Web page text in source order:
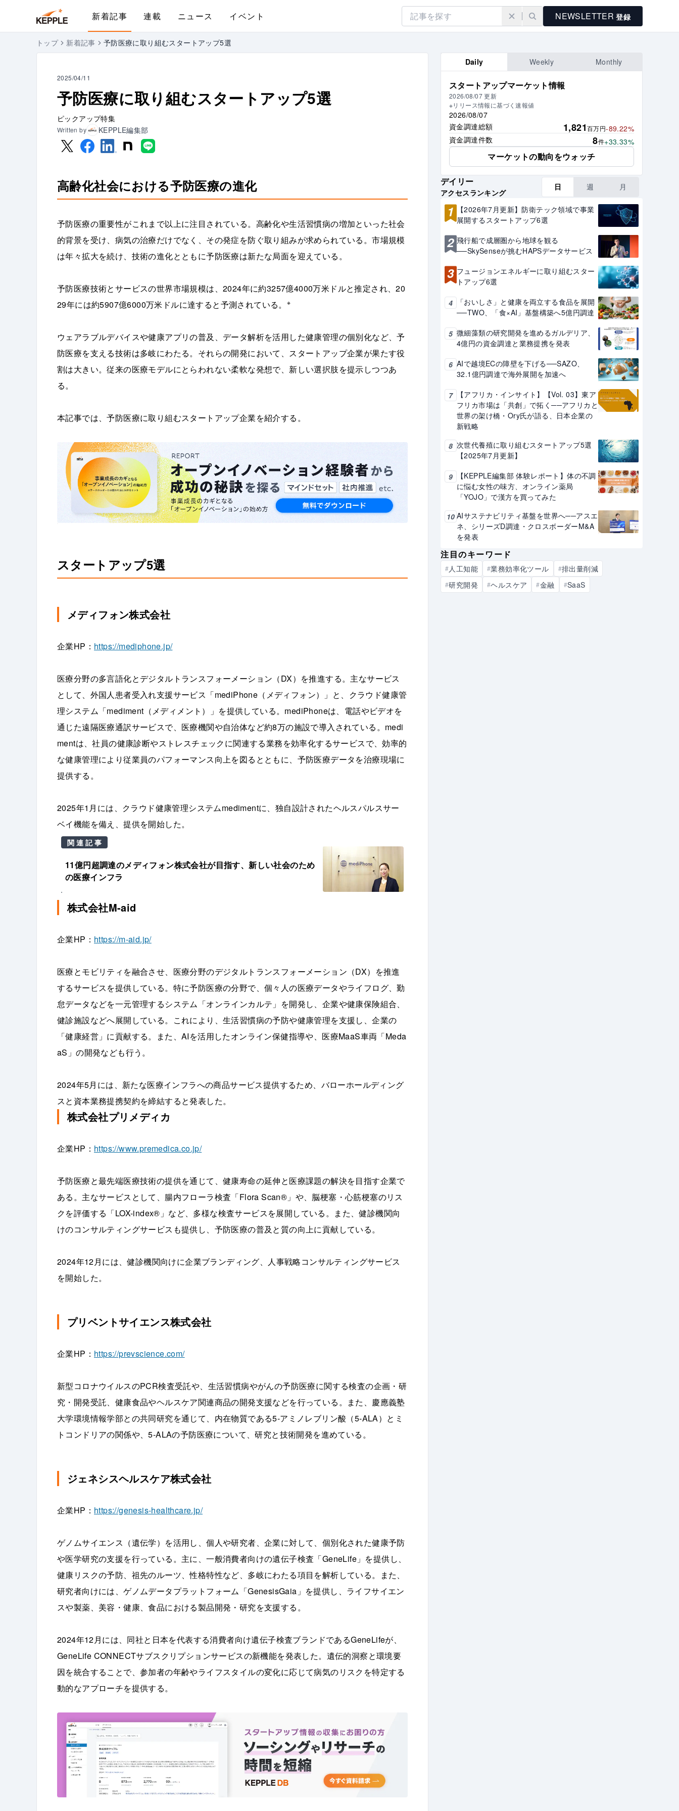
新着記事 連載 ニュース イベント NEWSLETTER 登録
トップ 新着記事 予防医療に取り組むスタートアップ5選
2025/04/11
予防医療に取り組むスタートアップ5選
ピックアップ特集
Written by KEPPLE編集部
高齢化社会における予防医療の進化
予防医療の重要性がこれまで以上に注目されている。高齢化や生活習慣病の増加といった社会
的背景を受け、病気の治療だけでなく、その発症を防ぐ取り組みが求められている。市場規模
は年々拡大を続け、技術の進化とともに予防医療は新たな局面を迎えている。
予防医療技術とサービスの世界市場規模は、2024年に約3257億4000万米ドルと推定され、20
29年には約5907億6000万米ドルに達すると予測されている。
※
ウェアラブルデバイスや健康アプリの普及、データ解析を活用した健康管理の個別化など、予
防医療を支える技術は多岐にわたる。それらの開発において、スタートアップ企業が果たす役
割は大きい。従来の医療モデルにとらわれない柔軟な発想で、新しい選択肢を提示しつつあ
る。
本記事では、予防医療に取り組むスタートアップ企業を紹介する。
スタートアップ5選
メディフォン株式会社
企業HP： https://mediphone.jp/
医療分野の多言語化とデジタルトランスフォーメーション（DX）を推進する。主なサービス
として、外国人患者受入れ支援サービス「mediPhone（メディフォン）」と、クラウド健康管
理システム「mediment（メディメント）」を提供している。mediPhoneは、電話やビデオを
通じた遠隔医療通訳サービスで、医療機関や自治体など約8万の施設で導入されている。medi
mentは、社員の健康診断やストレスチェックに関連する業務を効率化するサービスで、効率的
な健康管理により従業員のパフォーマンス向上を図るとともに、予防医療データを治療現場に
提供する。
2025年1月には、クラウド健康管理システムmedimentに、独自設計されたヘルスパルスサー
ベイ機能を備え、提供を開始した。
関連記事
11億円超調達のメディフォン株式会社が目指す、新しい社会のため
の医療インフラ
株式会社M-aid
企業HP： https://m-aid.jp/
医療とモビリティを融合させ、医療分野のデジタルトランスフォーメーション（DX）を推進
するサービスを提供している。特に予防医療の分野で、個々人の医療データやライフログ、勤
怠データなどを一元管理するシステム「オンラインカルテ」を開発し、企業や健康保険組合、
健診施設などへ展開している。これにより、生活習慣病の予防や健康管理を支援し、企業の
「健康経営」に貢献する。また、AIを活用したオンライン保健指導や、医療MaaS車両「Meda
aS」の開発なども行う。
2024年5月には、新たな医療インフラへの商品サービス提供するため、バローホールディング
スと資本業務提携契約を締結すると発表した。
株式会社プリメディカ
企業HP： https://www.premedica.co.jp/
予防医療と最先端医療技術の提供を通じて、健康寿命の延伸と医療課題の解決を目指す企業で
ある。主なサービスとして、腸内フローラ検査「Flora Scan®」や、脳梗塞・心筋梗塞のリス
クを評価する「LOX-index®」など、多様な検査サービスを展開している。また、健診機関向
けのコンサルティングサービスも提供し、予防医療の普及と質の向上に貢献している。
2024年12月には、健診機関向けに企業ブランディング、人事戦略コンサルティングサービス
を開始した。
プリベントサイエンス株式会社
企業HP： https://prevscience.com/
新型コロナウイルスのPCR検査受託や、生活習慣病やがんの予防医療に関する検査の企画・研
究・開発受託、健康食品やヘルスケア関連商品の開発支援などを行っている。また、慶應義塾
大学環境情報学部との共同研究を通じて、内在物質である5-アミノレブリン酸（5-ALA）とミ
トコンドリアの関係や、5-ALAの予防医療について、研究と技術開発を進めている。
ジェネシスヘルスケア株式会社
企業HP： https://genesis-healthcare.jp/
ゲノムサイエンス（遺伝学）を活用し、個人や研究者、企業に対して、個別化された健康予防
や医学研究の支援を行っている。主に、一般消費者向けの遺伝子検査「GeneLife」を提供し、
健康リスクの予防、祖先のルーツ、性格特性など、多岐にわたる項目を解析している。また、
研究者向けには、ゲノムデータプラットフォーム「GenesisGaia」を提供し、ライフサイエン
スや製薬、美容・健康、食品における製品開発・研究を支援する。
2024年12月には、同社と日本を代表する消費者向け遺伝子検査ブランドであるGeneLifeが、
GeneLife CONNECTサブスクリプションサービスの新機能を発表した。遺伝的洞察と環境要
因を統合することで、参加者の年齢やライフスタイルの変化に応じて病気のリスクを特定する
動的なアプローチを提供する。
Daily Weekly Monthly
スタートアップマーケット情報
2026/08/07 更新
※リリース情報に基づく速報値
2026/08/07
資金調達総額
1,821百万円-89.22%
資金調達件数
8件+33.33%
マーケットの動向をウォッチ
デイリー
アクセスランキング
日 週 月
1
【2026年7月更新】防衛テック領域で事業
展開するスタートアップ6選
2 飛行船で成層圏から地球を観る
──SkySenseが挑むHAPSデータサービス
3 フュージョンエネルギーに取り組むスター
トアップ6選
4
「おいしさ」と健康を両立する食品を展開
──TWO、「食×AI」基盤構築へ5億円調達
5 微細藻類の研究開発を進めるガルデリア、
4億円の資金調達と業務提携を発表
6 AIで越境ECの障壁を下げる──SAZO、
32.1億円調達で海外展開を加速へ
7
【アフリカ・インサイト】【Vol. 03】東ア
フリカ市場は「共創」で拓く──アフリカと
世界の架け橋・Ory氏が語る、日本企業の
新戦略
8 次世代養殖に取り組むスタートアップ5選
【2025年7月更新】
9
【KEPPLE編集部 体験レポート】体の不調
に悩む女性の味方、オンライン薬局
「YOJO」で漢方を買ってみた
10 AIサステナビリティ基盤を世界へ──アスエ
ネ、シリーズD調達・クロスボーダーM&A
を発表
注目のキーワード
#人工知能 #業務効率化ツール #排出量削減
#研究開発 #ヘルスケア #金融 #SaaS